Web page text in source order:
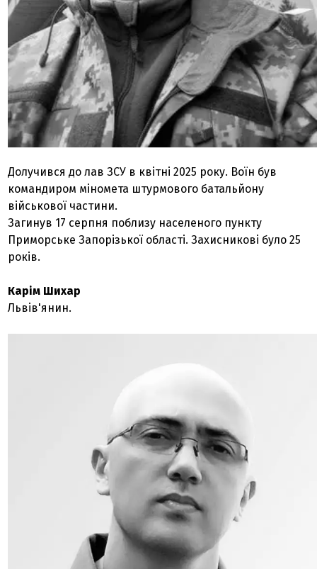
Долучився до лав ЗСУ в квітні 2025 року. Воїн був
командиром міномета штурмового батальйону
військової частини.
Загинув 17 серпня поблизу населеного пункту
Приморське Запорізької області. Захисникові було 25
років.
Карім Шихар
Львів'янин.